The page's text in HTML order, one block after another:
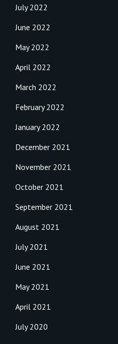
July 2022
June 2022
May 2022
April 2022
March 2022
February 2022
January 2022
December 2021
November 2021
October 2021
September 2021
August 2021
July 2021
June 2021
May 2021
April 2021
July 2020